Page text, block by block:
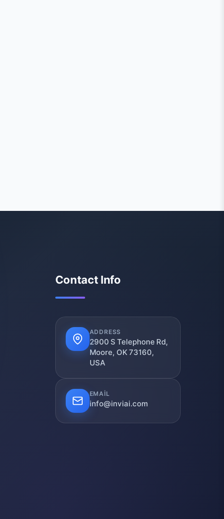
Contact Info
ADDRESS
2900 S Telephone Rd,
Moore, OK 73160,
USA
EMAIL
info@inviai.com